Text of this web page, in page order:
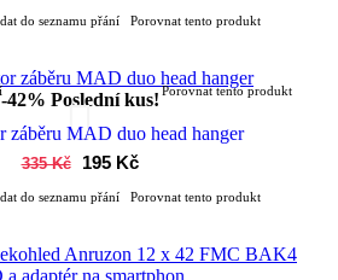
do seznamu přání Porovnat tento produkt
-42% Poslední kus! Porovnat tento produkt
záběru MAD duo head hanger
335 Kč
195 Kč
do seznamu přání Porovnat tento produkt